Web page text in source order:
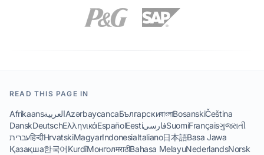
READ THIS PAGE IN
AfrikaansالعربيةAzərbaycancaБългарскиবাংলাBosanskiČeština
DanskDeutschΕλληνικάEspañolEestiفارسیSuomiFrançaisગુજરાતી
עבריתहिन्दीHrvatskiMagyarIndonesiaItaliano日本語Basa Jawa
Қазақша한국어KurdîМонголमराठीBahasa MelayuNederlandsNorsk